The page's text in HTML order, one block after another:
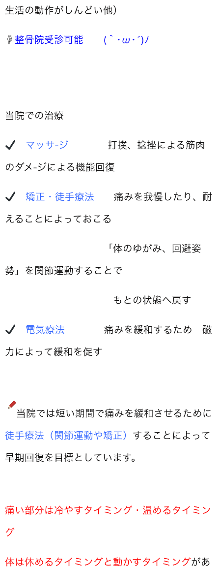
生活の動作がしんどい他）
☟ 整骨院受診可能 (｀･ω･´)ﾉ
当院での治療
マッサ-ジ 打撲、捻挫による筋肉
のダメ-ジによる機能回復
矯正・徒手療法 痛みを我慢したり、耐
えることによっておこる
「体のゆがみ、回避姿
勢」を関節運動することで
もとの状態へ戻す
電気療法 痛みを緩和するため 磁
力によって緩和を促す
当院では短い期間で痛みを緩和させるために
徒手療法（関節運動や矯正） することによって
早期回復を目標としています。
痛い部分は冷やすタイミング・温めるタイミン
グ
体は休めるタイミングと動かすタイミングがあ